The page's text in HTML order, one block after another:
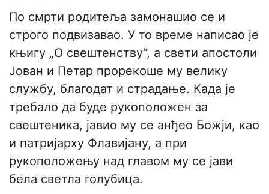
По смрти родитеља замонашио се и
строго подвизавао. У то време написао је
књигу „О свештенству“, а свети апостоли
Јован и Петар прорекоше му велику
службу, благодат и страдање. Када је
требало да буде рукоположен за
свештеника, јавио му се анђео Божји, као
и патријарху Флавијану, а при
рукоположењу над главом му се јави
бела светла голубица.